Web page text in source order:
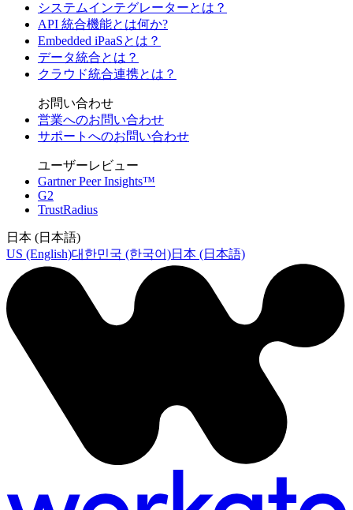
システムインテグレーターとは？
API 統合機能とは何か?
Embedded iPaaSとは？
データ統合とは？
クラウド統合連携とは？
お問い合わせ
営業へのお問い合わせ
サポートへのお問い合わせ
ユーザーレビュー
Gartner Peer Insights™
G2
TrustRadius
日本 (日本語)
US (English)대한민국 (한국어)日本 (日本語)